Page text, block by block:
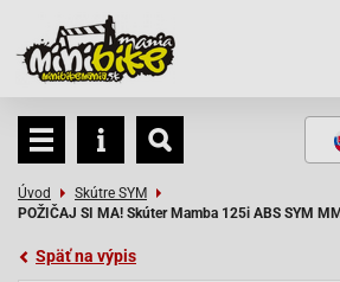
Úvod
Skútre SYM
POŽIČAJ SI MA! Skúter Mamba 125i ABS SYM
Späť na výpis